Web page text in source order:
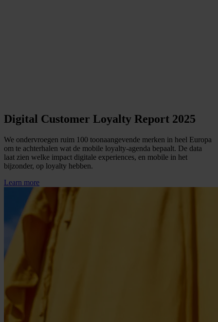
Digital Customer Loyalty Report 2025
We ondervroegen ruim 100 toonaangevende merken in heel Europa
om te achterhalen wat de mobile loyalty-agenda bepaalt. De data
laat zien welke impact digitale experiences, en mobile in het
bijzonder, op loyalty hebben.
Learn more